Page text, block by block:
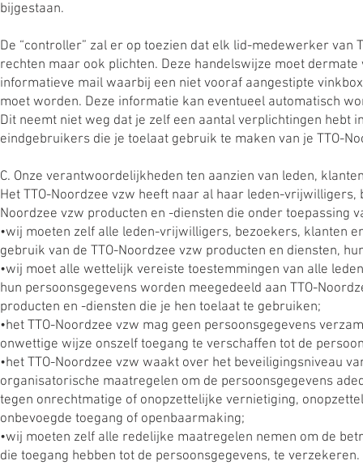
bijgestaan.
De “controller” zal er op toezien dat elk lid-medewerker van
rechten maar ook plichten. Deze handelswijze moet
informatieve mail waarbij een niet vooraf aangestipte
moet worden. Deze informatie kan eventueel automatisch
Dit neemt niet weg dat je zelf een aantal verplichtingen hebt
eindgebruikers die je toelaat gebruik te maken van je TTO-
C. Onze verantwoordelijkheden ten aanzien van leden,
Het TTO-Noordzee vzw heeft naar al haar leden-
Noordzee vzw producten en -diensten die onder toepassing
•wij moeten zelf alle leden-vrijwilligers, bezoekers, klanten
gebruik van de TTO-Noordzee vzw producten en diensten,
•wij moet alle wettelijk vereiste toestemmingen van alle
hun persoonsgegevens worden meegedeeld aan TTO-
producten en -diensten die je hen toelaat te gebruiken;
•het TTO-Noordzee vzw mag geen persoonsgegevens
onwettige wijze onszelf toegang te verschaffen tot de
•het TTO-Noordzee vzw waakt over het beveiligingsniveau
organisatorische maatregelen om de persoonsgegevens
tegen onrechtmatige of onopzettelijke vernietiging,
onbevoegde toegang of openbaarmaking;
•wij moeten zelf alle redelijke maatregelen nemen om de
die toegang hebben tot de persoonsgegevens, te verzekeren.